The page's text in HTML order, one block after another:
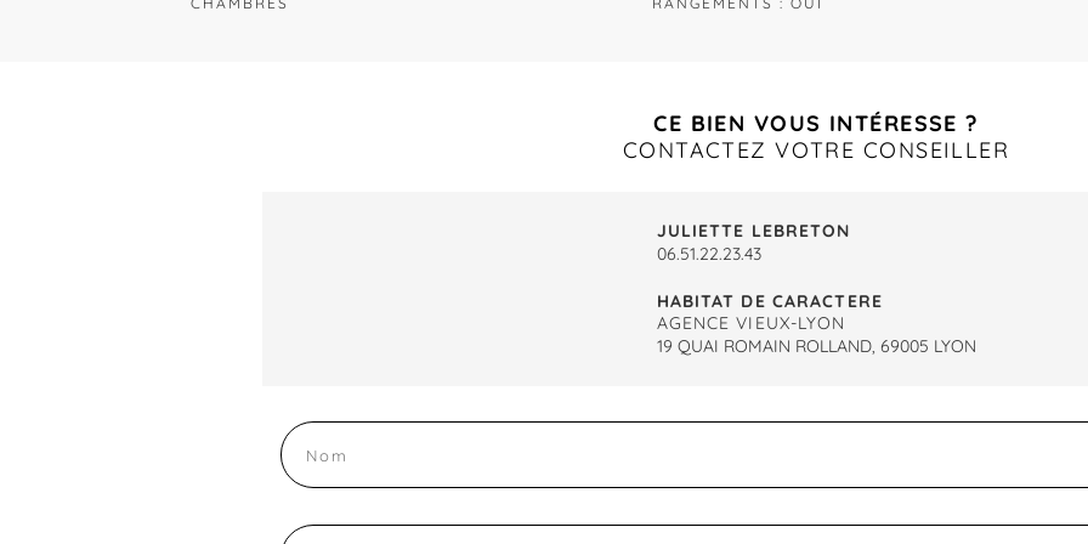
CE BIEN VOUS INTÉRESSE ?
CONTACTEZ VOTRE CONSEILLER
JULIETTE LEBRETON
06.51.22.23.43
HABITAT DE CARACTERE
AGENCE VIEUX-LYON
19 QUAI ROMAIN ROLLAND, 69005 LYON